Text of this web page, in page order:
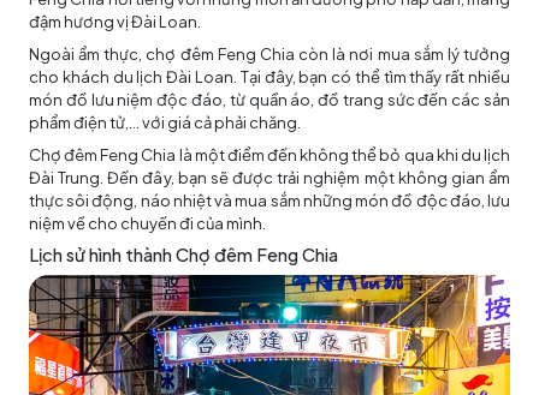
đậm hương vị Đài Loan.
Ngoài ẩm thực, chợ đêm Feng Chia còn là nơi mua sắm lý tưởng
cho khách du lịch Đài Loan . Tại đây, bạn có thể tìm thấy rất nhiều
món đồ lưu niệm độc đáo, từ quần áo, đồ trang sức đến các sản
phẩm điện tử,... với giá cả phải chăng.
Chợ đêm Feng Chia là một điểm đến không thể bỏ qua khi du lịch
Đài Trung. Đến đây, bạn sẽ được trải nghiệm một không gian ẩm
thực sôi động, náo nhiệt và mua sắm những món đồ độc đáo, lưu
niệm về cho chuyến đi của mình.
Lịch sử hình thành Chợ đêm Feng Chia